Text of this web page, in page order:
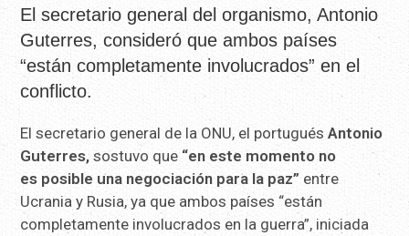
El secretario general del organismo, Antonio
Guterres, consideró que ambos países
“están completamente involucrados” en el
conflicto.
El secretario general de la ONU, el portuguésAntonio
Guterres, sostuvo que “en este momento no
es posible una negociación para la paz” entre
Ucrania y Rusia, ya que ambos países “están
completamente involucrados en la guerra”, iniciada